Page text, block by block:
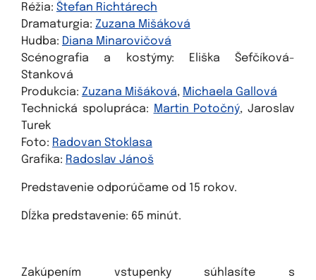
Réžia: Štefan Richtárech
Dramaturgia: Zuzana Mišáková
Hudba: Diana Minarovičová
Scénografia a kostýmy: Eliška Šefčíková-
Stanková
Produkcia: Zuzana Mišáková, Michaela Gallová
Technická spolupráca: Martin Potočný, Jaroslav
Turek
Foto: Radovan Stoklasa
Grafika: Radoslav Jánoš
Predstavenie odporúčame od 15 rokov.
Dĺžka predstavenie: 65 minút.
Zakúpením vstupenky súhlasíte s